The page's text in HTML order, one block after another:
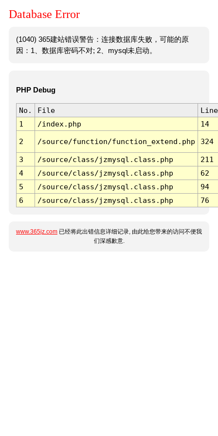
Database Error
(1040) 365建站错误警告：连接数据库失败，可能的原
因：1、数据库密码不对; 2、mysql未启动。
PHP Debug
No. File
Line
1
/index.php 14
2 /source/function/function_extend.php 324
3 /source/class/jzmysql.class.php
211
4
/source/class/jzmysql.class.php
62
5
/source/class/jzmysql.class.php
94
6
/source/class/jzmysql.class.php 76
www.365jz.com 已经将此出错信息详细记录, 由此给您带来的访问不便我
们深感歉意.